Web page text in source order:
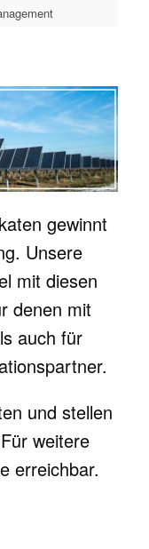
gewinnt
Unsere
mit diesen
denen mit
auch für
und stellen
weitere
erreichbar.